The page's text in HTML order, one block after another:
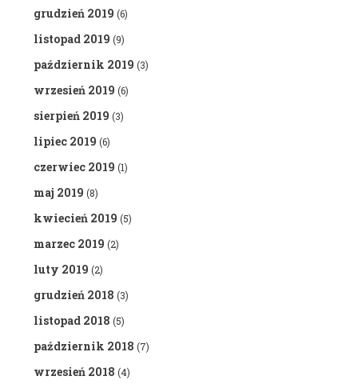
grudzień 2019 (6)
listopad 2019 (9)
październik 2019 (3)
wrzesień 2019 (6)
sierpień 2019 (3)
lipiec 2019 (6)
czerwiec 2019 (1)
maj 2019 (8)
kwiecień 2019 (5)
marzec 2019 (2)
luty 2019 (2)
grudzień 2018 (3)
listopad 2018 (5)
październik 2018 (7)
wrzesień 2018 (4)